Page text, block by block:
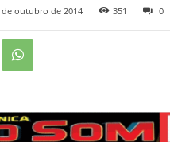
de outubro de 2014 351 0